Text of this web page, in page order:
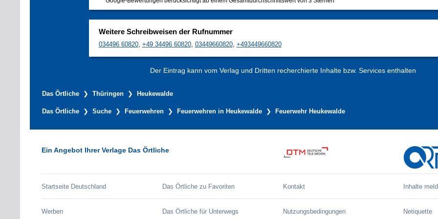
Weitere Schreibweisen der Rufnummer
034496 60820, +49 34496 60820, 03449660820, +493449660820
Der Eintrag kann vom Verlag und Dritten recherchierte Inhalte bzw. Services enthalten
Das Örtliche Thüringen Heukewalde
Das Örtliche Suche Feuerwehren Feuerwehren in Heukewalde Feuerwehr Heukewalde
Ein Angebot Ihrer Verlage Das Örtliche
Startseite Deutschland Das Örtliche zu Favoriten Kontakt Inhalte
Werben Das Örtliche für Unterwegs Nutzungsbedingungen Netiquette